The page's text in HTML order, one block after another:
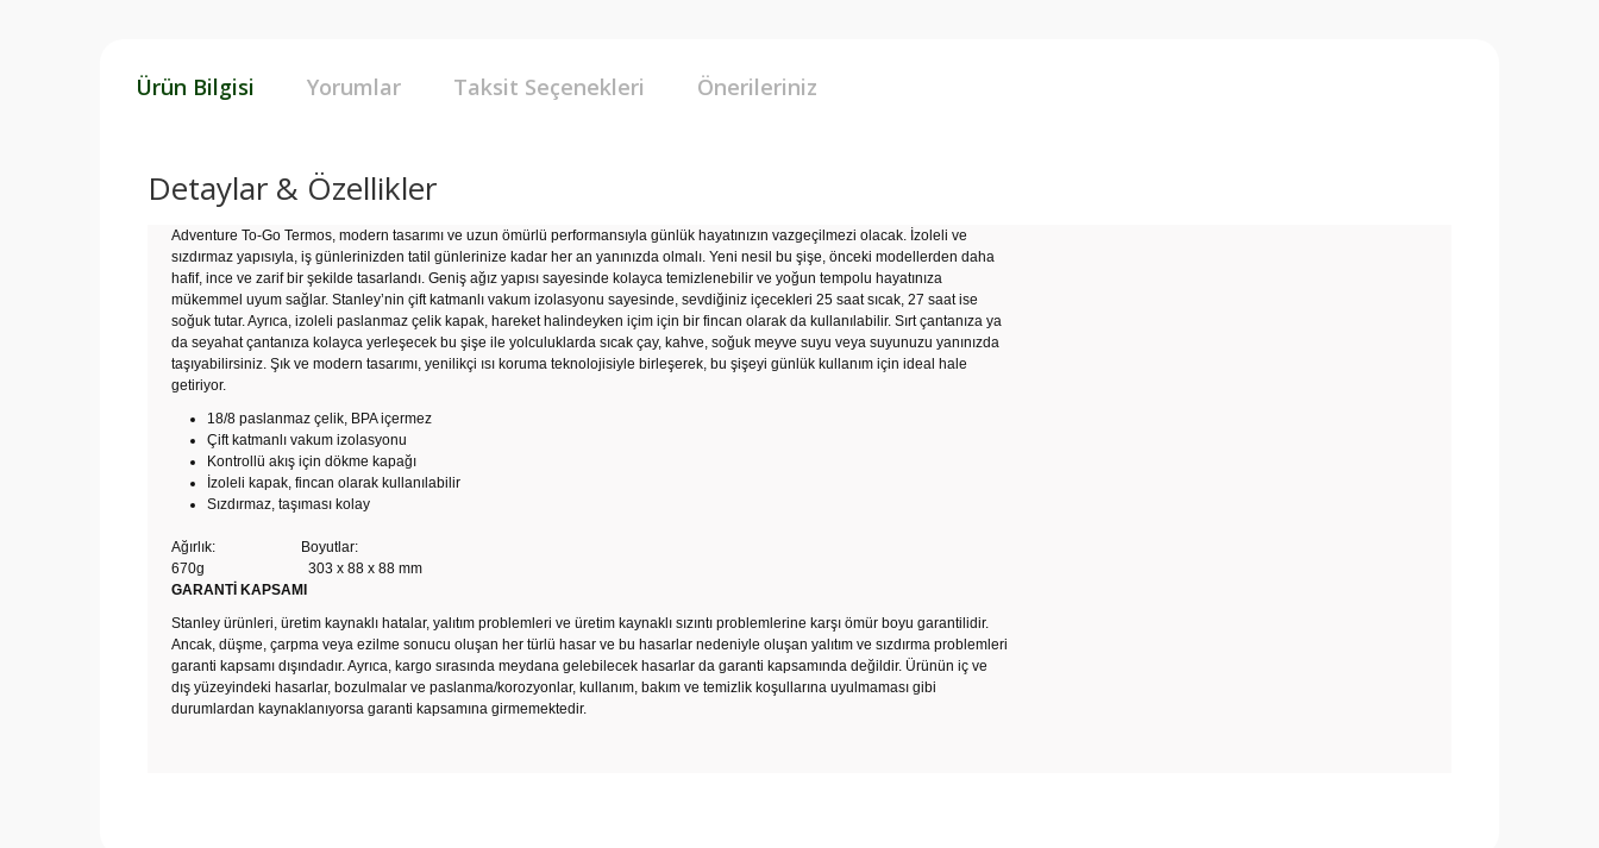
Ürün Bilgisi Yorumlar Taksit Seçenekleri Önerileriniz
Detaylar & Özellikler
Adventure To-Go Termos, modern tasarımı ve uzun ömürlü performansıyla günlük hayatınızın vazgeçilmezi olacak. İzoleli ve
sızdırmaz yapısıyla, iş günlerinizden tatil günlerinize kadar her an yanınızda olmalı. Yeni nesil bu şişe, önceki modellerden daha
hafif, ince ve zarif bir şekilde tasarlandı. Geniş ağız yapısı sayesinde kolayca temizlenebilir ve yoğun tempolu hayatınıza
mükemmel uyum sağlar. Stanley’nin çift katmanlı vakum izolasyonu sayesinde, sevdiğiniz içecekleri 25 saat sıcak, 27 saat ise
soğuk tutar. Ayrıca, izoleli paslanmaz çelik kapak, hareket halindeyken içim için bir fincan olarak da kullanılabilir. Sırt çantanıza ya
da seyahat çantanıza kolayca yerleşecek bu şişe ile yolculuklarda sıcak çay, kahve, soğuk meyve suyu veya suyunuzu yanınızda
taşıyabilirsiniz. Şık ve modern tasarımı, yenilikçi ısı koruma teknolojisiyle birleşerek, bu şişeyi günlük kullanım için ideal hale
getiriyor.
18/8 paslanmaz çelik, BPA içermez
Çift katmanlı vakum izolasyonu
Kontrollü akış için dökme kapağı
İzoleli kapak, fincan olarak kullanılabilir
Sızdırmaz, taşıması kolay
Ağırlık: Boyutlar:
670g 303 x 88 x 88 mm
GARANTİ KAPSAMI
Stanley ürünleri, üretim kaynaklı hatalar, yalıtım problemleri ve üretim kaynaklı sızıntı problemlerine karşı ömür boyu garantilidir.
Ancak, düşme, çarpma veya ezilme sonucu oluşan her türlü hasar ve bu hasarlar nedeniyle oluşan yalıtım ve sızdırma problemleri
garanti kapsamı dışındadır. Ayrıca, kargo sırasında meydana gelebilecek hasarlar da garanti kapsamında değildir. Ürünün iç ve
dış yüzeyindeki hasarlar, bozulmalar ve paslanma/korozyonlar, kullanım, bakım ve temizlik koşullarına uyulmaması gibi
durumlardan kaynaklanıyorsa garanti kapsamına girmemektedir.